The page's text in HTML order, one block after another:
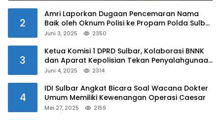
2
Amri Laporkan Dugaan Pencemaran Nama
Baik oleh Oknum Polisi ke Propam Polda Sulbar
Juni 3, 2025 2350
3
Ketua Komisi 1 DPRD Sulbar, Kolaborasi BNNK
dan Aparat Kepolisian Tekan Penyalahgunaan
Juni 4, 2025 2314
4
IDI Sulbar Angkat Bicara Soal Wacana Dokter
Umum Memiliki Kewenangan Operasi Caesar
Mei 27, 2025 2159